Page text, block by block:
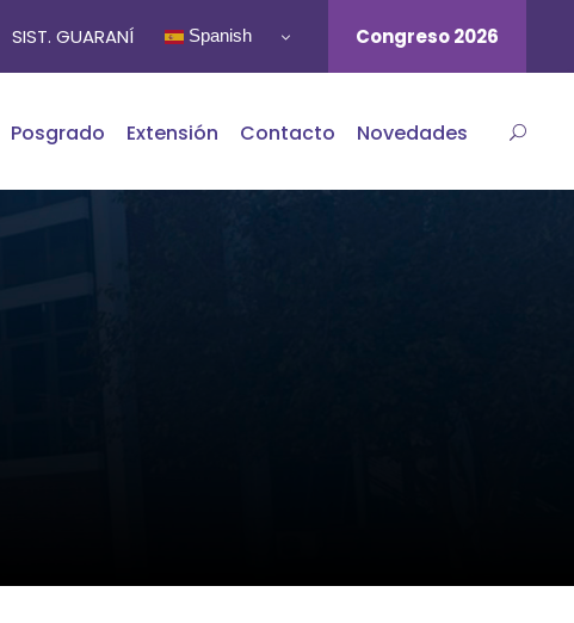
SIST. GUARANÍ Spanish Congreso 2026
Posgrado Extensión Contacto Novedades